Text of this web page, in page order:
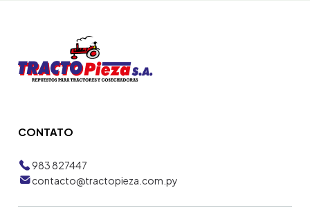
CONTATO
983 827447
contacto@tractopieza.com.py